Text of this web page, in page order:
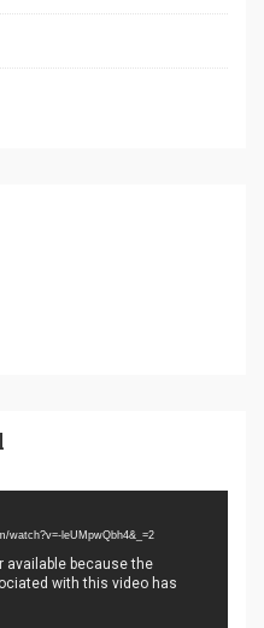
watch?v=-leUMpwQbh4&_=2